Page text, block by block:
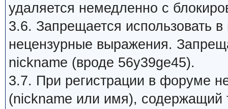
удаляется немедленно с
3.6. Запрещается использовать
нецензурные выражения.
nickname (вроде 56y39ge45).
3.7. При регистрации в форуме
(nickname или имя), содержащий